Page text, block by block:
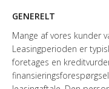
GENERELT
Mange af vores kunder
Leasingperioden er
foretages en